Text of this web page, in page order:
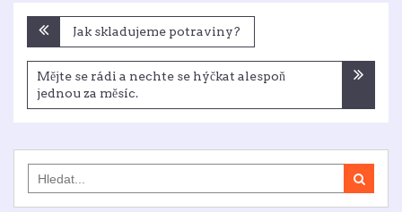
Navigace
pro
příspěvek
Jak skladujeme potraviny?
Mějte se rádi a nechte se hýčkat alespoň
jednou za měsíc.
for: